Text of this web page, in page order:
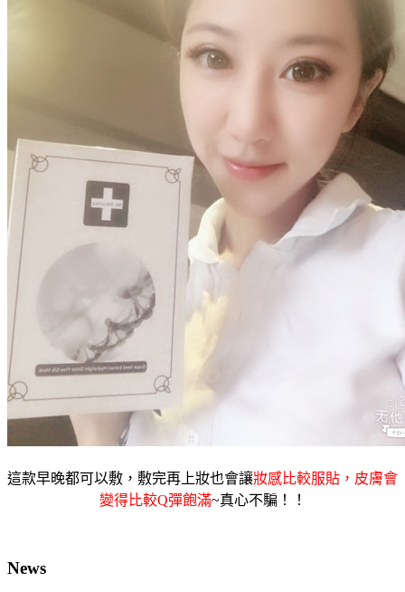
這款早晚都可以敷，敷完再上妝也會讓妝感比較服貼，皮膚會
變得比較Q彈飽滿~真心不騙！！
News